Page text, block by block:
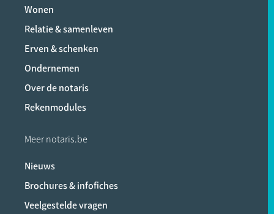
Wonen
Relatie & samenleven
Erven & schenken
Ondernemen
Over de notaris
Rekenmodules
Meer notaris.be
Nieuws
Brochures & infofiches
Veelgestelde vragen